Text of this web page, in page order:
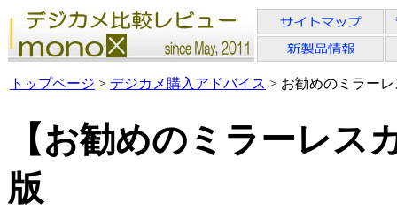
トップページ > デジカメ購入アドバイス > お勧めのミラー
【お勧めのミラーレス
版